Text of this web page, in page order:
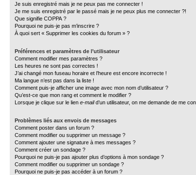
Je suis enregistré mais je ne peux pas me connecter !
Je me suis enregistré par le passé mais je ne peux plus me connecter ?!
Que signifie COPPA ?
Pourquoi ne puis-je pas m’inscrire ?
À quoi sert « Supprimer les cookies du forum » ?
Préférences et paramètres de l’utilisateur
Comment modifier mes paramètres ?
Les heures ne sont pas correctes !
J’ai changé mon fuseau horaire et l’heure est encore incorrecte !
Ma langue n’est pas dans la liste !
Comment puis-je afficher une image avec mon nom d’utilisateur ?
Qu’est-ce que mon rang et comment le modifier ?
Lorsque je clique sur le lien e-maild’un utilisateur, on me demande de me
Problèmes liés aux envois de messages
Comment poster dans un forum ?
Comment modifier ou supprimer un message ?
Comment ajouter une signature à mes messages ?
Comment créer un sondage ?
Pourquoi ne puis-je pas ajouter plus d’options à mon sondage ?
Comment modifier ou supprimer un sondage ?
Pourquoi ne puis-je pas accéder à un forum ?